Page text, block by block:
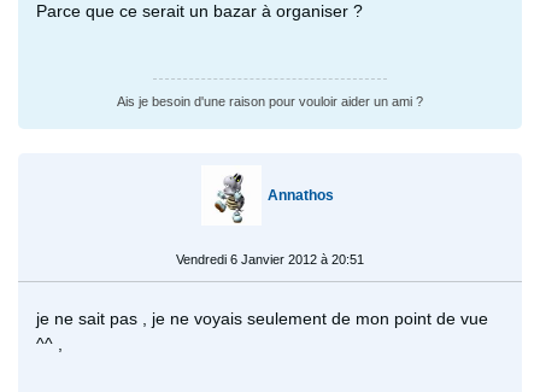
Parce que ce serait un bazar à organiser ?
Ais je besoin d'une raison pour vouloir aider un ami ?
Annathos
Vendredi 6 Janvier 2012 à 20:51
je ne sait pas , je ne voyais seulement de mon point de vue
^^ ,